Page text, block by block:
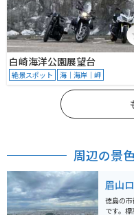
白崎海洋公園展望台
絶景スポット 海｜海岸｜岬
周辺の景
眉山
徳島の
です。